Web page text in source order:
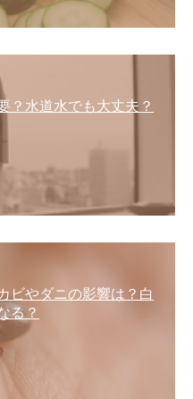
？水道水でも大丈夫？
ビやダニの影響は？白
る？